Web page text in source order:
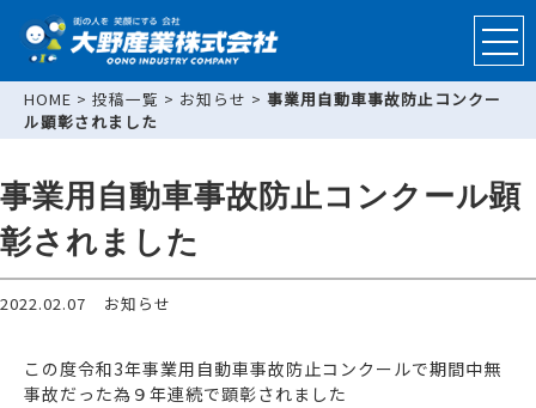
HOME > 投稿一覧 > お知らせ > 事業用自動車事故防止コンクー
ル顕彰されました
事業用自動車事故防止コンクール顕
彰されました
2022.02.07 お知らせ
この度令和3年事業用自動車事故防止コンクールで期間中無
事故だった為９年連続で顕彰されました